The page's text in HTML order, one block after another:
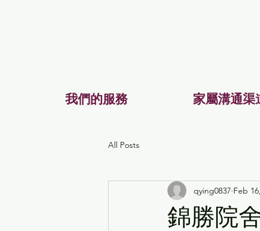
我們的服務 家屬溝通渠
All Posts
錦勝院
qying0837 Feb